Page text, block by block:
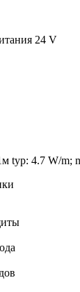
24 V
typ: 4.7 W/m;